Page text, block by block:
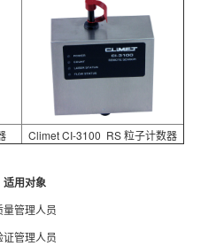
Climet CI-3100 RS 粒子计数器
适用对象
量管理人员
证管理人员